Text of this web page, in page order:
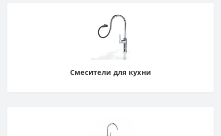
Смесители для кухни